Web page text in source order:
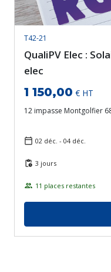
T42-21
QualiPV Elec :
elec
1 150,00 € HT
12 impasse Montgolfier
02 déc. - 04 déc.
3 jours
11 places restantes